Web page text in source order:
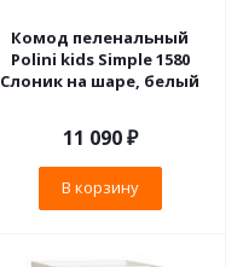
Комод пеленальный
Polini kids Simple 1580
Слоник на шаре, белый
11 090₽
В корзину